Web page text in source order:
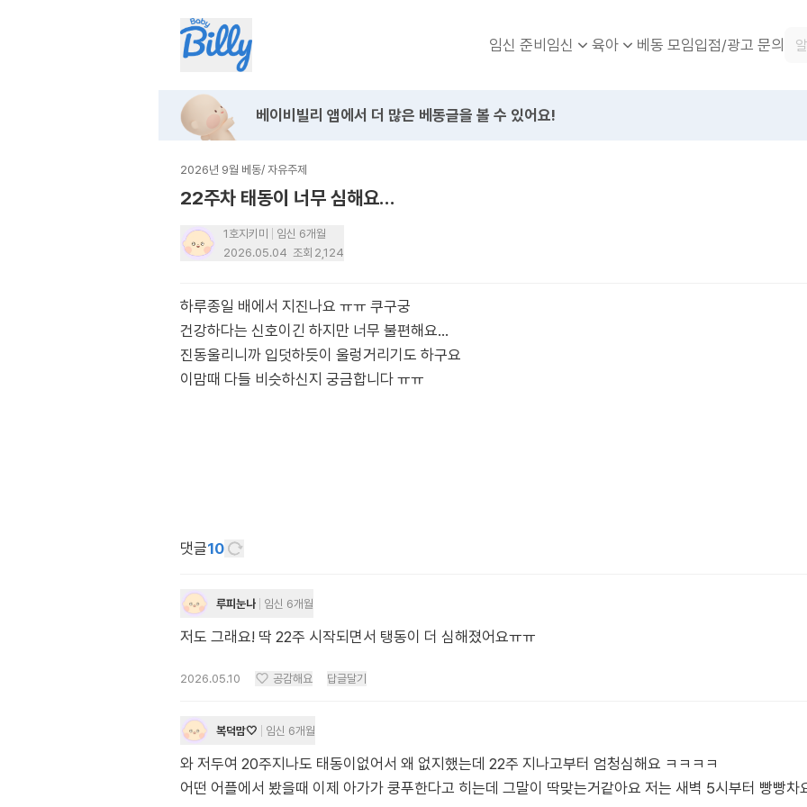
임신 준비임신 육아 베동 모임입점/광고 문의
베이비빌리 앱에서 더 많은 베동글을 볼 수 있어요!
2026년 9월 베동/ 자유주제
22주차 태동이 너무 심해요…
1호지키미
임신 6개월
2026.05.04 조회 2,124
하루종일 배에서 지진나요 ㅠㅠ 쿠구궁
건강하다는 신호이긴 하지만 너무 불편해요…
진동울리니까 입덧하듯이 울렁거리기도 하구요
이맘때 다들 비슷하신지 궁금합니다 ㅠㅠ
댓글10
루피눈나 임신 6개월
저도 그래요! 딱 22주 시작되면서 탱동이 더 심해졌어요ㅠㅠ
2026.05.10 공감해요 답글달기
복덕맘🤍 임신 6개월
와 저두여 20주지나도 태동이없어서 왜 없지했는데 22주 지나고부터 엄청심해요 ㅋㅋㅋㅋ
어떤 어플에서 봤을때 이제 아가가 쿵푸한다고 히는데 그말이 딱맞는거같아요 저는 새벽 5시부터 빵빵차